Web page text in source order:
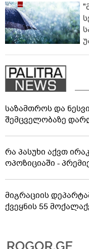
საზამთროს და
შემცველობაზე
რა პასუხი აქვთ
ოპოზიციაში -
მიგრაციის
ქვეყნის 55